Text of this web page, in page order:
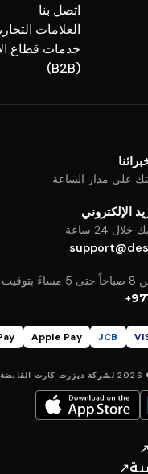
اتصل بنا
العلامات
خدمات قطاع
(B2B)
على مدار الساعة
الإلكتروني
24 ساعة
JCB
Apple Pay
↗
↗